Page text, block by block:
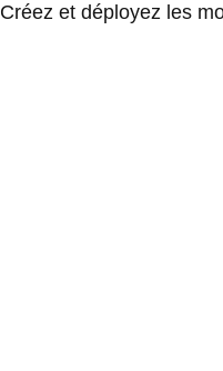
Créez et déployez les